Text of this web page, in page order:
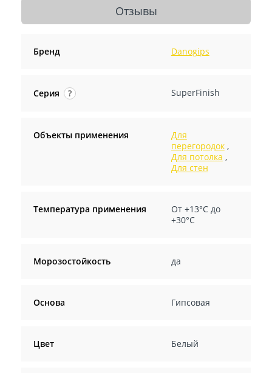
Отзывы
Бренд Danogips
Серия ? SuperFinish
Объекты применения
Для
перегородок,
Для потолка ,
Для стен
Температура применения
От +13°С до
+30°С
Морозостойкость да
Основа Гипсовая
Цвет Белый